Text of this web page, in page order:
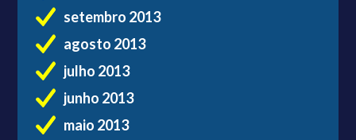
setembro 2013
agosto 2013
julho 2013
junho 2013
maio 2013